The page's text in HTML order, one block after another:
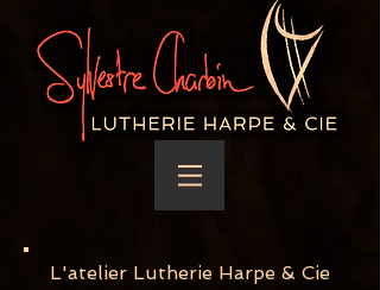
L'atelier Lutherie Harpe & Cie